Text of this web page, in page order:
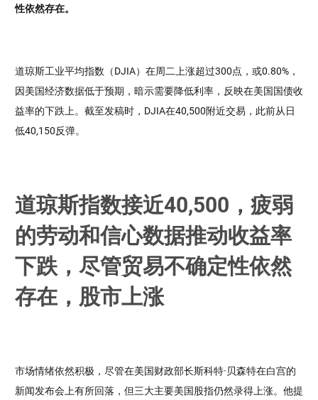
性依然存在。
道琼斯工业平均指数（DJIA）在周二上涨超过300点，或0.80%，
因美国经济数据低于预期，暗示需要降低利率，反映在美国国债收
益率的下跌上。截至发稿时，DJIA在40,500附近交易，此前从日
低40,150反弹。
道琼斯指数接近40,500，疲弱
的劳动和信心数据推动收益率
下跌，尽管贸易不确定性依然
存在，股市上涨
市场情绪依然积极，尽管在美国财政部长斯科特·贝森特在白宫的
新闻发布会上有所回落，但三大主要美国股指仍然录得上涨。他提